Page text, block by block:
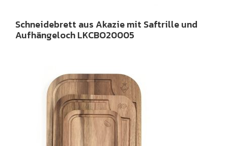
Schneidebrett aus Akazie mit Saftrille und
Aufhängeloch LKCBO20005